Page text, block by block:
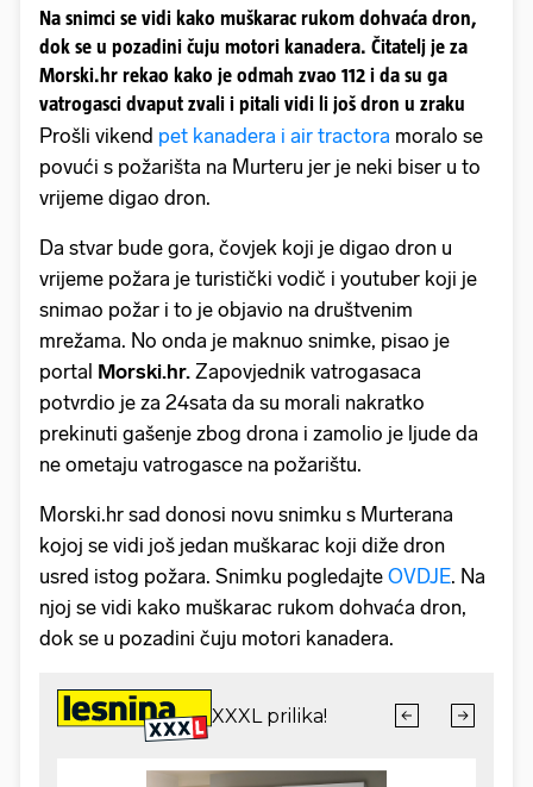
Na snimci se vidi kako muškarac rukom dohvaća dron,
dok se u pozadini čuju motori kanadera. Čitatelj je za
Morski.hr rekao kako je odmah zvao 112 i da su ga
vatrogasci dvaput zvali i pitali vidi li još dron u zraku
Prošli vikend pet kanadera i air tractora moralo se
povući s požarišta na Murteru jer je neki biser u to
vrijeme digao dron.
Da stvar bude gora, čovjek koji je digao dron u
vrijeme požara je turistički vodič i youtuber koji je
snimao požar i to je objavio na društvenim
mrežama. No onda je maknuo snimke, pisao je
portal Morski.hr. Zapovjednik vatrogasaca
potvrdio je za 24sata da su morali nakratko
prekinuti gašenje zbog drona i zamolio je ljude da
ne ometaju vatrogasce na požarištu.
Morski.hr sad donosi novu snimku s Murterana
kojoj se vidi još jedan muškarac koji diže dron
usred istog požara. Snimku pogledajte OVDJE. Na
njoj se vidi kako muškarac rukom dohvaća dron,
dok se u pozadini čuju motori kanadera.